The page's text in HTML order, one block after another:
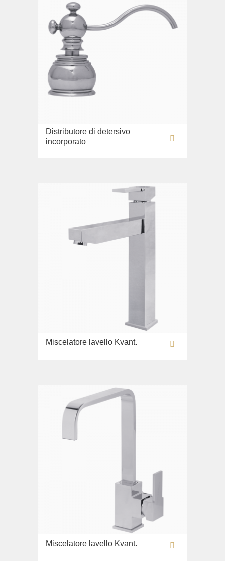
Distributore di detersivo
incorporato
Miscelatore lavello Kvant.
Miscelatore lavello Kvant.